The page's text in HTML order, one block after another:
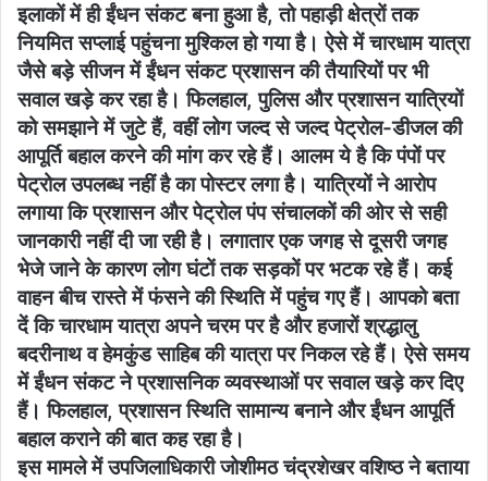
इलाकों में ही ईंधन संकट बना हुआ है, तो पहाड़ी क्षेत्रों तक
नियमित सप्लाई पहुंचना मुश्किल हो गया है। ऐसे में चारधाम यात्रा
जैसे बड़े सीजन में ईंधन संकट प्रशासन की तैयारियों पर भी
सवाल खड़े कर रहा है। फिलहाल, पुलिस और प्रशासन यात्रियों
को समझाने में जुटे हैं, वहीं लोग जल्द से जल्द पेट्रोल-डीजल की
आपूर्ति बहाल करने की मांग कर रहे हैं। आलम ये है कि पंपों पर
पेट्रोल उपलब्ध नहीं है का पोस्टर लगा है। यात्रियों ने आरोप
लगाया कि प्रशासन और पेट्रोल पंप संचालकों की ओर से सही
जानकारी नहीं दी जा रही है। लगातार एक जगह से दूसरी जगह
भेजे जाने के कारण लोग घंटों तक सड़कों पर भटक रहे हैं। कई
वाहन बीच रास्ते में फंसने की स्थिति में पहुंच गए हैं। आपको बता
दें कि चारधाम यात्रा अपने चरम पर है और हजारों श्रद्धालु
बदरीनाथ व हेमकुंड साहिब की यात्रा पर निकल रहे हैं। ऐसे समय
में ईंधन संकट ने प्रशासनिक व्यवस्थाओं पर सवाल खड़े कर दिए
हैं। फिलहाल, प्रशासन स्थिति सामान्य बनाने और ईंधन आपूर्ति
बहाल कराने की बात कह रहा है।
इस मामले में उपजिलाधिकारी जोशीमठ चंद्रशेखर वशिष्ठ ने बताया